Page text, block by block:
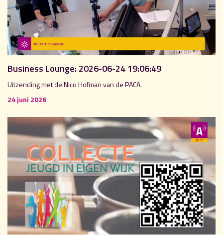
Business Lounge: 2026-06-24 19:06:49
Uitzending met de Nico Hofman van de PACA.
24 juni 2026